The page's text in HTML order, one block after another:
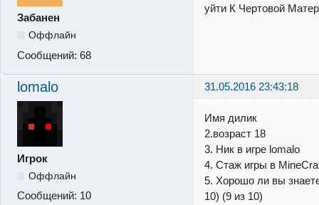
Забанен
Оффлайн
Сообщений: 68
уйти К Чертовой
lomalo 31.05.2016 23:43:18
Игрок
Оффлайн
Сообщений: 10
Имя дилик
2.возраст 18
3. Ник в игре lomalo
4. Стаж игры в
5. Хорошо ли вы
10) (9 из 10)